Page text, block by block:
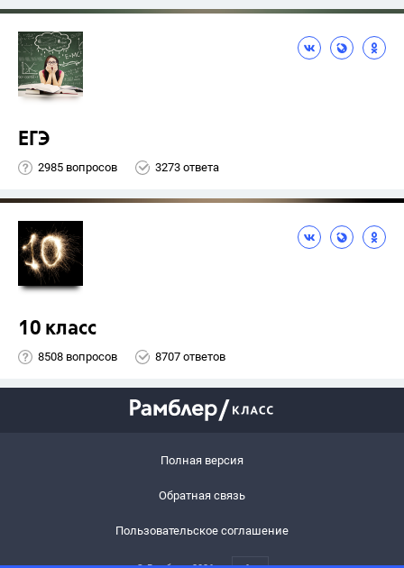
ЕГЭ
2985 вопросов 3273 ответа
10 класс
8508 вопросов 8707 ответов
Полная версия
Обратная связь
Пользовательское соглашение